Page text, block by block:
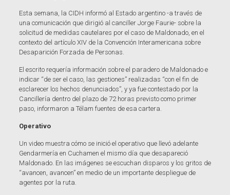
Esta semana, la CIDH informó al Estado argentino -a través de
una comunicación que dirigió al canciller Jorge Faurie- sobre la
solicitud de medidas cautelares por el caso de Maldonado, en el
contexto del artículo XIV de la Convención Interamericana sobre
Desaparición Forzada de Personas.
El escrito requería información sobre el paradero de Maldonado e
indicar “de ser el caso, las gestiones” realizadas “con el fin de
esclarecer los hechos denunciados”, y ya fue contestado por la
Cancillería dentro del plazo de 72 horas previsto como primer
paso, informaron a Télam fuentes de esa cartera.
Operativo
Un video muestra cómo se inició el operativo que llevó adelante
Gendarmería en Cuchamen el mismo día que desapareció
Maldonado. En las imágenes se escuchan disparos y los gritos de
“avancen, avancen” en medio de un importante despliegue de
agentes por la ruta.